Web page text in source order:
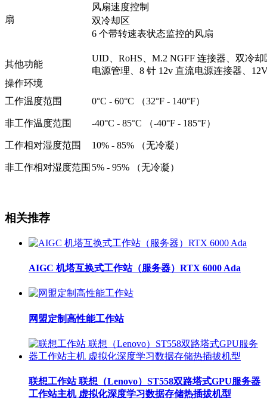
扇
风扇速度控制
双冷却区
6 个带转速表状态监控的风扇
其他功能
UID、RoHS、M.2 NGFF 连接器、双冷
电源管理、8 针 12v 直流电源连接器、
操作环境
工作温度范围
0°C - 60°C （32°F - 140°F）
非工作温度范围 -40°C - 85°C （-40°F - 185°F）
工作相对湿度范围 10% - 85% （无冷凝）
非工作相对湿度范围 5% - 95% （无冷凝）
相关推荐
AIGC 机塔互换式工作站（服务器）RTX 6000 Ada
网盟定制高性能工作站
联想工作站 联想（Lenovo）ST558双路塔式GPU服务器
工作站主机 虚拟化深度学习数据存储热插拔机型